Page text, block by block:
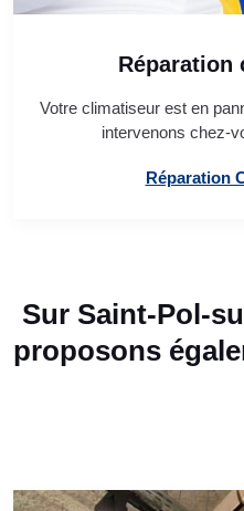
Réparation
Votre climatiseur est en
intervenons chez-
Réparation
Sur Saint-Pol-
proposons